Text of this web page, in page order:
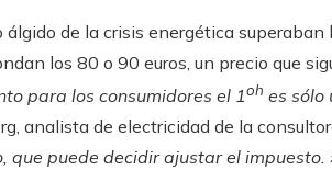
de la crisis energética superaban
los 80 o 90 euros, un precio que
para los consumidores el 1oh es sólo
analista de electricidad de la
que puede decidir ajustar el impuesto.